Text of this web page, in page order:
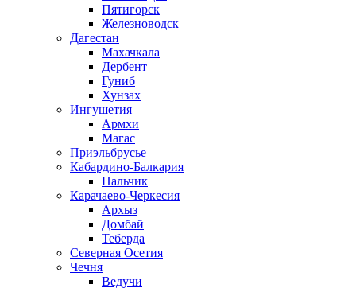
Пятигорск
Железноводск
Дагестан
Махачкала
Дербент
Гуниб
Хунзах
Ингушетия
Армхи
Магас
Приэльбрусье
Кабардино-Балкария
Нальчик
Карачаево-Черкесия
Архыз
Домбай
Теберда
Северная Осетия
Чечня
Ведучи